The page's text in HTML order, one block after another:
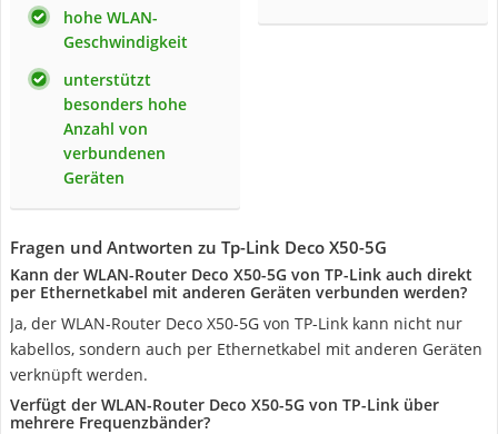
hohe WLAN-
Geschwindigkeit
unterstützt
besonders hohe
Anzahl von
verbundenen
Geräten
Fragen und Antworten zu Tp-Link Deco X50-5G
Kann der WLAN-Router Deco X50-5G von TP-Link auch direkt
per Ethernetkabel mit anderen Geräten verbunden werden?
Ja, der WLAN-Router Deco X50-5G von TP-Link kann nicht nur
kabellos, sondern auch per Ethernetkabel mit anderen Geräten
verknüpft werden.
Verfügt der WLAN-Router Deco X50-5G von TP-Link über
mehrere Frequenzbänder?